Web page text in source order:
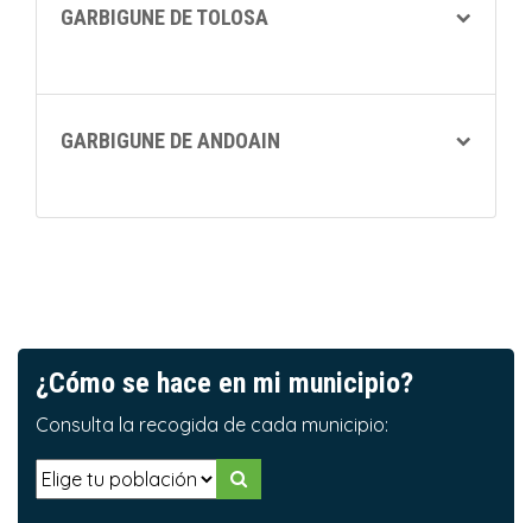
GARBIGUNE DE TOLOSA
GARBIGUNE DE ANDOAIN
¿Cómo se hace en mi municipio?
Consulta la recogida de cada municipio: